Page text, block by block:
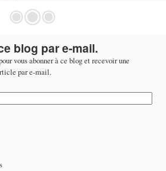
blog par e-mail.
vous abonner à ce blog et recevoir une
par e-mail.